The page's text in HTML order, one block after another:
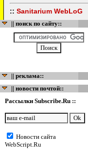
::Sanitarium WebLoG
|| поиск по сайту::
|| реклама::
|| новости почтой::
Рассылки Subscribe.Ru ::
Новости сайта
WebScript.Ru